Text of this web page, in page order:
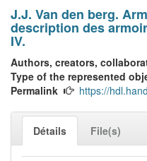
J.J. Van den berg.
description des
IV.
Authors, creators,
Type of the represented
Permalink
https://
Détails File(s)